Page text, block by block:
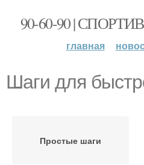
90-60-90 |
главная
Шаги для
Простые шаги